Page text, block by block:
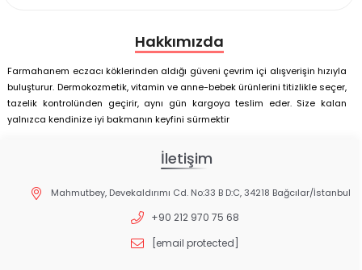
Hakkımızda
Farmahanem eczacı köklerinden aldığı güveni çevrim içi alışverişin hızıyla
buluşturur. Dermokozmetik, vitamin ve anne-bebek ürünlerini titizlikle seçer,
tazelik kontrolünden geçirir, aynı gün kargoya teslim eder. Size kalan
yalnızca kendinize iyi bakmanın keyfini sürmektir
İletişim
Mahmutbey, Devekaldırımı Cd. No:33 B D:C, 34218 Bağcılar/İstanbul
+90 212 970 75 68
[email protected]